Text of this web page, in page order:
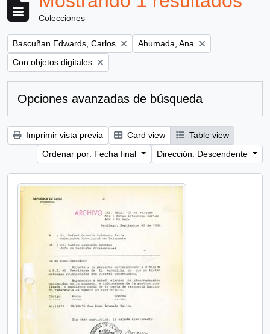
Colecciones
Remove filter:
Bascuñan Edwards, Carlos Remove filter:
Ahumada, Ana
Remove filter:
Con objetos digitales
Opciones avanzadas de búsqueda
Imprimir vista previa Card view
Table view
Ordenar por: Fecha final
Dirección: Descendente